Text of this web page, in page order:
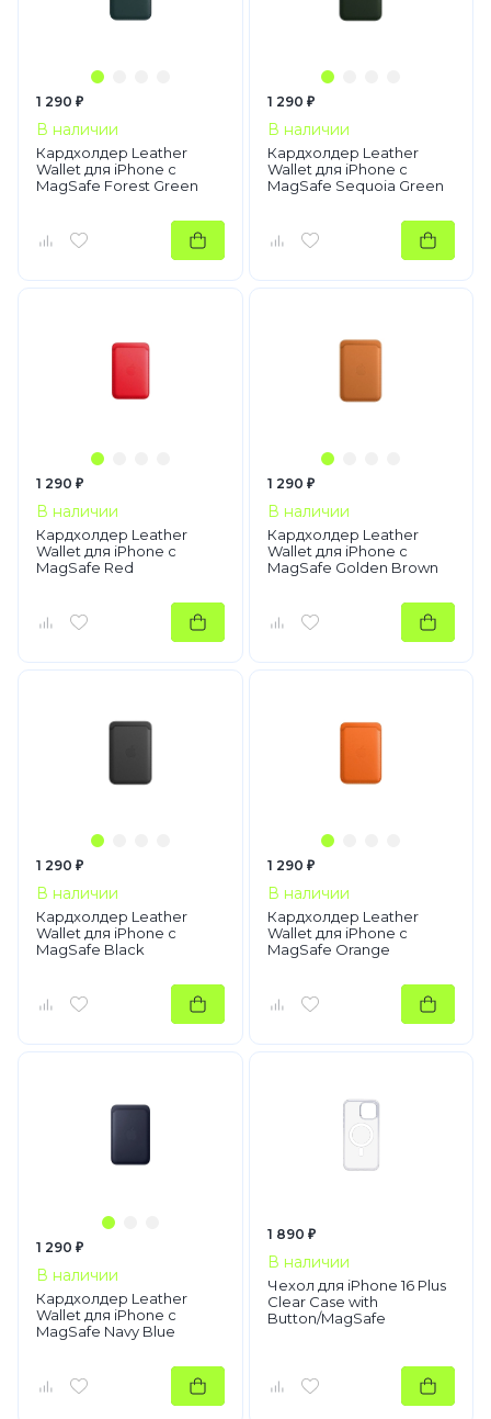
1 290 ₽
В наличии
Кардхолдер Leather
Wallet для iPhone с
MagSafe Forest Green
1 290 ₽
В наличии
Кардхолдер Leather
Wallet для iPhone с
MagSafe Sequoia Green
1 290 ₽
В наличии
Кардхолдер Leather
Wallet для iPhone с
MagSafe Red
1 290 ₽
В наличии
Кардхолдер Leather
Wallet для iPhone с
MagSafe Golden Brown
1 290 ₽
В наличии
Кардхолдер Leather
Wallet для iPhone с
MagSafe Black
1 290 ₽
В наличии
Кардхолдер Leather
Wallet для iPhone с
MagSafe Orange
1 290 ₽
В наличии
Кардхолдер Leather
Wallet для iPhone с
MagSafe Navy Blue
1 890 ₽
В наличии
Чехол для iPhone 16 Plus
Clear Case with
Button/MagSafe